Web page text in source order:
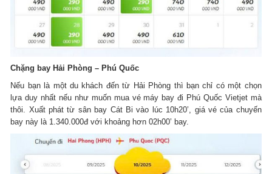
Chặng bay Hải Phòng – Phú Quốc
Nếu bạn là một du khách đến từ Hải Phòng thì bạn chỉ có một chọn
lựa duy nhất nếu như muốn mua vé máy bay đi Phú Quốc Vietjet mà
thôi. Xuất phát từ sân bay Cát Bi vào lúc 10h20’, giá vé của chuyến
bay này là 1.340.000đ với khoảng hơn 02h00’ bay.